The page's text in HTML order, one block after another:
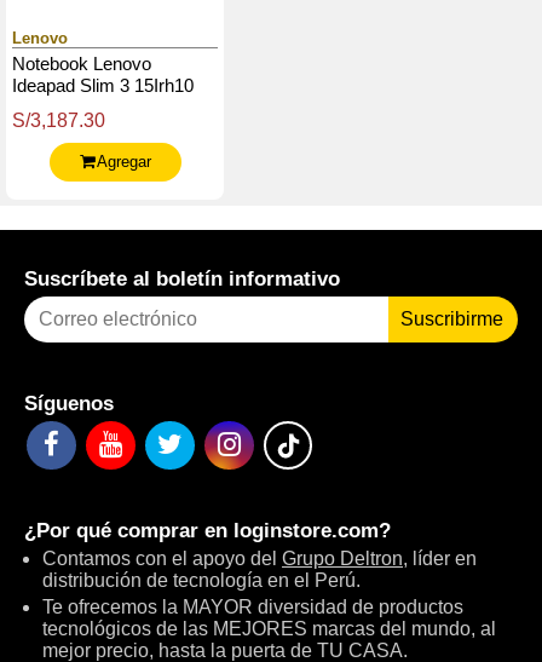
Lenovo
Notebook Lenovo
Ideapad Slim 3 15Irh10
13420H 2.1 / 4.6Ghz
24Gb Ddr5
S/3,187.30
Agregar
Suscríbete al boletín informativo
Suscribirme
Síguenos
¿Por qué comprar en loginstore.com?
Contamos con el apoyo del Grupo Deltron, líder en
distribución de tecnología en el Perú.
Te ofrecemos la MAYOR diversidad de productos
tecnológicos de las MEJORES marcas del mundo, al
mejor precio, hasta la puerta de TU CASA.